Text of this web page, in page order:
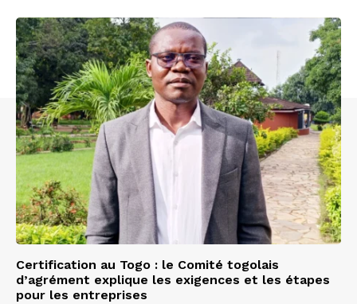
Certification au Togo : le Comité togolais
d’agrément explique les exigences et les étapes
pour les entreprises